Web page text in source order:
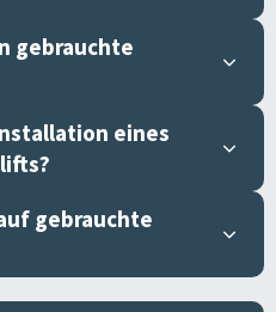
gebrauchte
eines
gebrauchte